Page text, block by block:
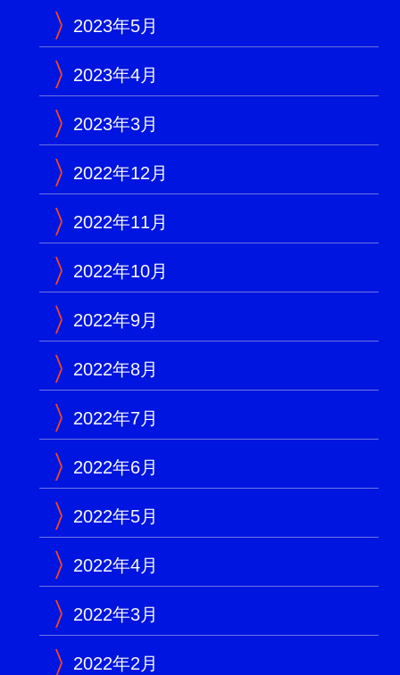
2023年5月
2023年4月
2023年3月
2022年12月
2022年11月
2022年10月
2022年9月
2022年8月
2022年7月
2022年6月
2022年5月
2022年4月
2022年3月
2022年2月